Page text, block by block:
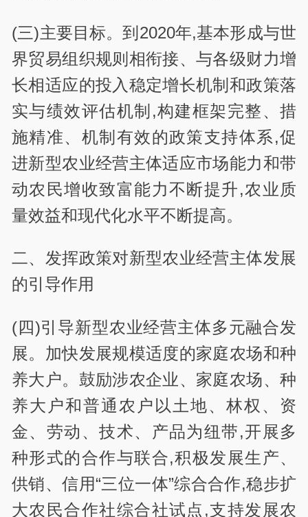
(三)主要目标。到2020年,基本形成与世
界贸易组织规则相衔接、与各级财力增
长相适应的投入稳定增长机制和政策落
实与绩效评估机制,构建框架完整、措
施精准、机制有效的政策支持体系,促
进新型农业经营主体适应市场能力和带
动农民增收致富能力不断提升,农业质
量效益和现代化水平不断提高。
二、发挥政策对新型农业经营主体发展
的引导作用
(四)引导新型农业经营主体多元融合发
展。加快发展规模适度的家庭农场和种
养大户。鼓励涉农企业、家庭农场、种
养大户和普通农户以土地、林权、资
金、劳动、技术、产品为纽带,开展多
种形式的合作与联合,积极发展生产、
供销、信用“三位一体”综合合作,稳步扩
大农民合作社综合社试点,支持发展农